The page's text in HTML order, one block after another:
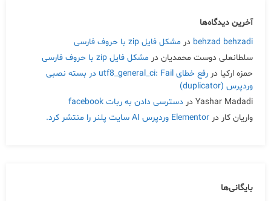
آخرین دیدگاه‌ها
behzad behzadi در مشکل فایل zip با حروف فارسی
سلطانعلی دوست محمدیان در مشکل فایل zip با حروف فارسی
حمزه ارکیا در
رفع خطای utf8_general_ci: Fail در بسته نصبی
وردپرس (duplicator)
Yashar Madadi در دسترسی دادن به ربات facebook
واریان کار در Elementor وردپرس AI سایت پلنر را منتشر کرد.
بایگانی‌ها